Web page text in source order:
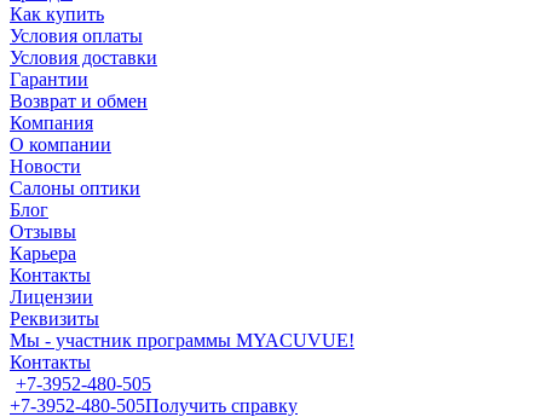
Как купить
Условия оплаты
Условия доставки
Гарантии
Возврат и обмен
Компания
О компании
Новости
Салоны оптики
Блог
Отзывы
Карьера
Контакты
Лицензии
Реквизиты
Мы - участник программы MYACUVUE!
Контакты
+7-3952-480-505
+7-3952-480-505Получить справку